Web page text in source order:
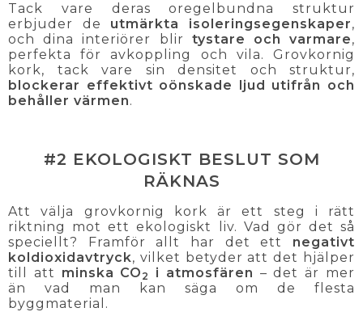
Tack vare deras oregelbundna struktur
erbjuder de utmärkta isoleringsegenskaper,
och dina interiörer blir tystare och varmare,
perfekta för avkoppling och vila. Grovkornig
kork, tack vare sin densitet och struktur,
blockerar effektivt oönskade ljud utifrån och
behåller värmen.
#2 EKOLOGISKT BESLUT SOM
RÄKNAS
Att välja grovkornig kork är ett steg i rätt
riktning mot ett ekologiskt liv. Vad gör det så
speciellt? Framför allt har det ett negativt
koldioxidavtryck, vilket betyder att det hjälper
till att minska CO 2 i atmosfären – det är mer
än vad man kan säga om de flesta
byggmaterial.